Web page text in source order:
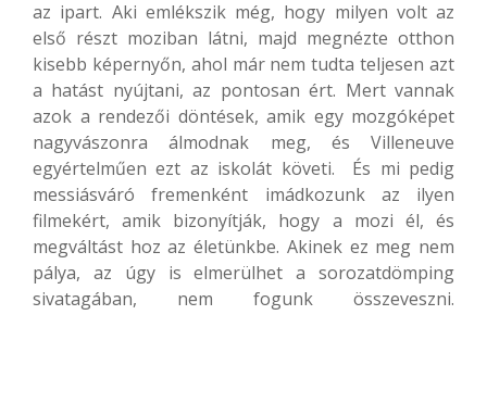
az ipart. Aki emlékszik még, hogy milyen volt az
első részt moziban látni, majd megnézte otthon
kisebb képernyőn, ahol már nem tudta teljesen azt
a hatást nyújtani, az pontosan ért. Mert vannak
azok a rendezői döntések, amik egy mozgóképet
nagyvászonra álmodnak meg, és Villeneuve
egyértelműen ezt az iskolát követi. És mi pedig
messiásváró fremenként imádkozunk az ilyen
filmekért, amik bizonyítják, hogy a mozi él, és
megváltást hoz az életünkbe. Akinek ez meg nem
pálya, az úgy is elmerülhet a sorozatdömping
sivatagában, nem fogunk összeveszni.